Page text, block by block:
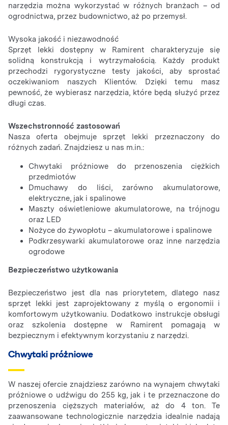
narzędzia można wykorzystać w różnych branżach – od
ogrodnictwa, przez budownictwo, aż po przemysł.
Wysoka jakość i niezawodność
Sprzęt lekki dostępny w Ramirent charakteryzuje się
solidną konstrukcją i wytrzymałością. Każdy produkt
przechodzi rygorystyczne testy jakości, aby sprostać
oczekiwaniom naszych Klientów. Dzięki temu masz
pewność, że wybierasz narzędzia, które będą służyć przez
długi czas.
Wszechstronność zastosowań
Nasza oferta obejmuje sprzęt lekki przeznaczony do
różnych zadań. Znajdziesz u nas m.in.:
Chwytaki próżniowe do przenoszenia ciężkich
przedmiotów
Dmuchawy do liści, zarówno akumulatorowe,
elektryczne, jak i spalinowe
Maszty oświetleniowe akumulatorowe, na trójnogu
oraz LED
Nożyce do żywopłotu – akumulatorowe i spalinowe
Podkrzesywarki akumulatorowe oraz inne narzędzia
ogrodowe
Bezpieczeństwo użytkowania
Bezpieczeństwo jest dla nas priorytetem, dlatego nasz
sprzęt lekki jest zaprojektowany z myślą o ergonomii i
komfortowym użytkowaniu. Dodatkowo instrukcje obsługi
oraz szkolenia dostępne w Ramirent pomagają w
bezpiecznym i efektywnym korzystaniu z narzędzi.
Chwytaki próżniowe
W naszej ofercie znajdziesz zarówno na wynajem chwytaki
próżniowe o udźwigu do 255 kg, jak i te przeznaczone do
przenoszenia cięższych materiałów, aż do 4 ton. Te
zaawansowane technologicznie narzędzia idealnie nadają